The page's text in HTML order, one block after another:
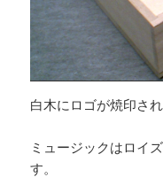
白木にロゴが焼印さ
ミュージックはロイ
す。